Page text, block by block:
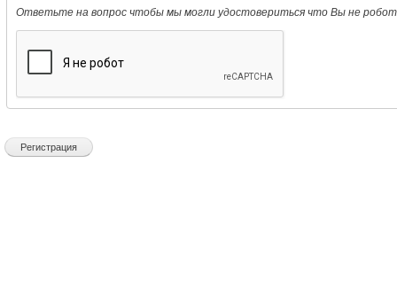
Ответьте на вопрос чтобы мы могли удостовериться что Вы не робот